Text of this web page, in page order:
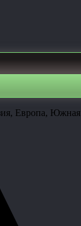
Европа,